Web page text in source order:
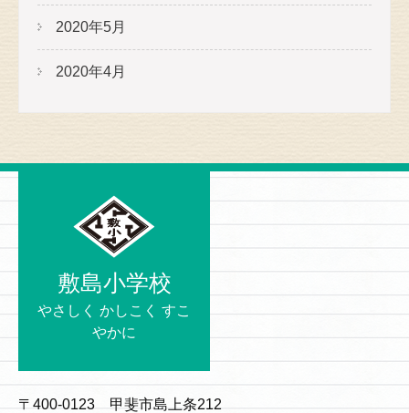
2020年5月
2020年4月
敷島小学校
やさしく かしこく すこ
やかに
〒400-0123 甲斐市島上条212